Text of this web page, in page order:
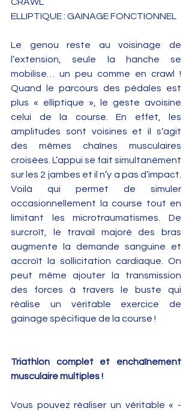
ELLIPTIQUE : GAINAGE FONCTIONNEL
Le genou reste au voisinage de
l’extension, seule la hanche se
mobilise… un peu comme en crawl !
Quand le parcours des pédales est
plus « elliptique­ », le geste avoisine
celui de la course. En effet, les
amplitudes sont voisines et il s’agit
des mêmes chaînes musculaires
croisées. L’appui se fait simultanément
sur les 2 jambes et il n’y a pas d’impact.
Voilà qui permet de simuler
occasionnellement la course tout en
limitant les microtraumatismes. De
surcroît, le travail majoré des bras
augmente la demande sanguine et
accroît la sollicitation cardiaque. On
peut même ajouter la transmission
des forces à travers le buste qui
réalise un véritable exercice de
gainage spécifique de la course !
Triathlon complet et enchaînement
musculaire multiples !
Vous pouvez réaliser un véritable « ­